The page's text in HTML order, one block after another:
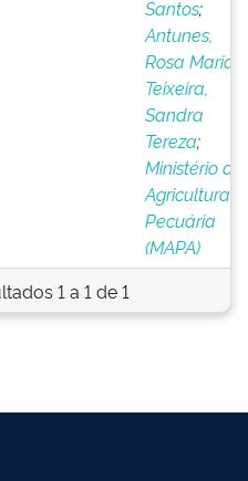
Santos;
Antunes,
Rosa Maria
Teixeira,
Sandra
Tereza;
Ministério da
Agricultura e
Pecuária
(MAPA)
1 a 1 de 1